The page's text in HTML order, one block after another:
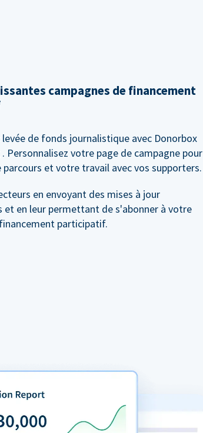
campagnes de financement
de fonds journalistique avec Donorbox
. Personnalisez votre page de campagne pour
et votre travail avec vos supporters.
en envoyant des mises à jour
et en leur permettant de s'abonner à votre
participatif.